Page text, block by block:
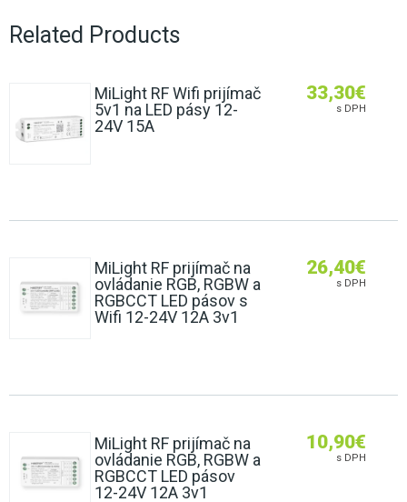
Related Products
MiLight RF Wifi prijímač
5v1 na LED pásy 12-
24V 15A
33,30€
s DPH
MiLight RF prijímač na
ovládanie RGB, RGBW a
RGBCCT LED pásov s
Wifi 12-24V 12A 3v1
26,40€
s DPH
MiLight RF prijímač na
ovládanie RGB, RGBW a
RGBCCT LED pásov
12-24V 12A 3v1
10,90€
s DPH